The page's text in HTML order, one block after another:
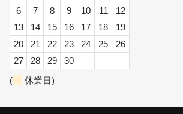
6
7 8 9 10 11
12
13
14 15 16 17 18
19
20
21 22 23 24 25
26
27
28 29
30
(
休業日)